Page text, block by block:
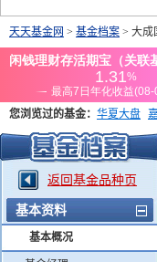
天天基金网 > 基金档案 > 大成
您浏览过的基金： 华夏大盘
添富优势 华安宏利 上证180价
返回基金品种页
基本资料
基本概况